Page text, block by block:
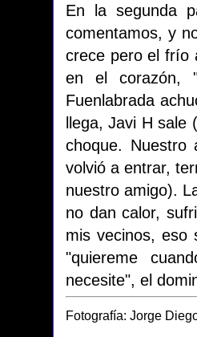
En la segunda
comentamos, y
crece pero el frío
en el corazón,
Fuenlabrada
llega, Javi H sale
choque.
volvió a entrar,
nuestro amigo).
no dan calor,
mis vecinos, eso
"quiereme
necesite", el
Fotografía: Jorge